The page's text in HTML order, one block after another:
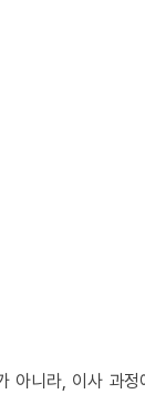
니라, 이사 과